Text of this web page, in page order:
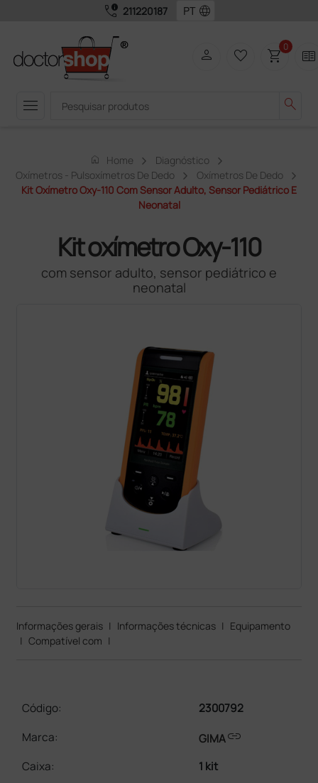
call_quality 211220187 language
menu search
person favorite_border shopping_cart0 two_pager
home Home
Diagnóstico
Oxímetros - Pulsoxímetros De Dedo
Oxímetros De Dedo
Kit Oxímetro Oxy-110 Com Sensor Adulto, Sensor Pediátrico E
Neonatal
Kit oxímetro Oxy-110
com sensor adulto, sensor pediátrico e
neonatal
Informações gerais | Informações técnicas | Equipamento
| Compatível com |
Código:
2300792
Marca:
GIMAlink
Caixa:
1 kit